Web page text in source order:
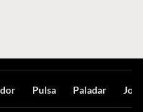
Pulsa Paladar